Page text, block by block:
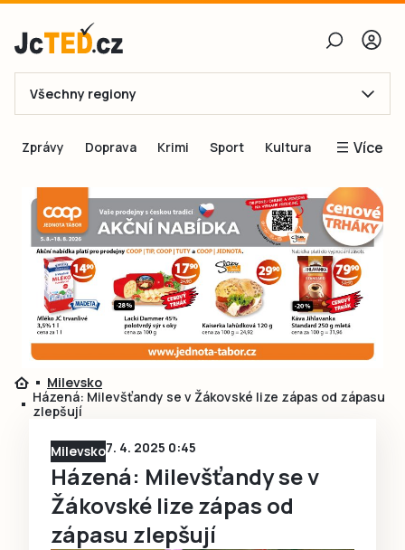
E-mail
Obnovit heslo
Přihlásit se
Přihlásit se přes Facebook
Ještě nemám účet, chci seRegistrovat
Všechny regiony
Zprávy Doprava Krimi Sport Kultura Více
Inspirace
Čtenáři píší
Speciální přílohy
Inzerce
Milevsko
Házená: Milevšťandy se v Žákovské lize zápas od zápasu
zlepšují
Milevsko7. 4. 2025 0:45
Házená: Milevšťandy se v
Žákovské lize zápas od
zápasu zlepšují